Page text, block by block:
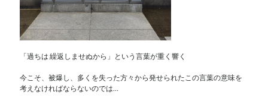
「過ちは 繰返しませぬから」という言葉が重く響く
今こそ、被爆し、多くを失った方々から発せられたこの言葉の意味を
考えなければならないのでは…